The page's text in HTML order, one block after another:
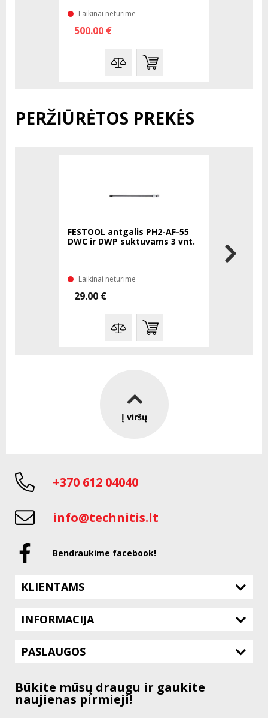
Laikinai neturime
500.00 €
PERŽIŪRĖTOS PREKĖS
FESTOOL antgalis PH2-AF-55
DWC ir DWP suktuvams 3 vnt.
Laikinai neturime
29.00 €
Į viršų
+370 612 04040
info@technitis.lt
Bendraukime facebook!
KLIENTAMS
INFORMACIJA
PASLAUGOS
Būkite mūsų draugu ir gaukite
naujienas pirmieji!